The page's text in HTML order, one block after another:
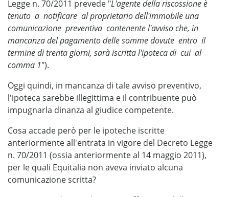
Legge n. 70/2011 prevede "L'agente della riscossione è
tenuto a notificare al proprietario dell'immobile una
comunicazione preventiva contenente l'avviso che, in
mancanza del pagamento delle somme dovute entro il
termine di trenta giorni, sarà iscritta l'ipoteca di cui al
comma 1").
Oggi quindi, in mancanza di tale avviso preventivo,
l'ipoteca sarebbe illegittima e il contribuente può
impugnarla dinanza al giudice competente.
Cosa accade però per le ipoteche iscritte
anteriormente all'entrata in vigore del Decreto Legge
n. 70/2011 (ossia anteriormente al 14 maggio 2011),
per le quali Equitalia non aveva inviato alcuna
comunicazione scritta?